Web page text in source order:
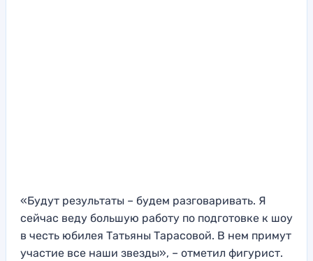
«Будут результаты – будем разговаривать. Я
сейчас веду большую работу по подготовке к шоу
в честь юбилея Татьяны Тарасовой. В нем примут
участие все наши звезды», – отметил фигурист.